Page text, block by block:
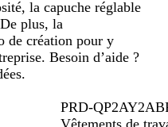
la capuche réglable
plus, la
de création pour y
Besoin d’aide ?
PRD-